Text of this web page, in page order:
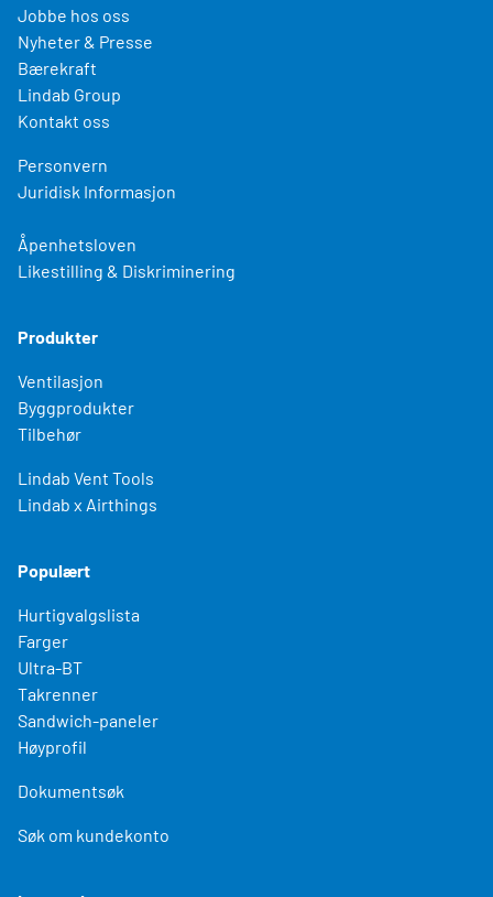
Jobbe hos oss
Nyheter & Presse
Bærekraft
Lindab Group
Kontakt oss
Personvern
Juridisk Informasjon
Åpenhetsloven
Likestilling & Diskriminering
Produkter
Ventilasjon
Byggprodukter
Tilbehør
Lindab Vent Tools
Lindab x Airthings
Populært
Hurtigvalgslista
Farger
Ultra-BT
Takrenner
Sandwich-paneler
Høyprofil
Dokumentsøk
Søk om kundekonto